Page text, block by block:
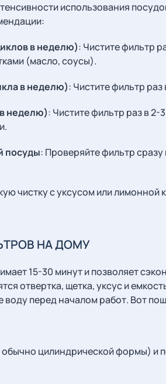
использования
в неделю): Чистите фильтр
(масло, соусы).
в неделю): Чистите фильтр раз
неделю): Чистите фильтр раз в
посуды: Проверяйте фильтр сразу
чистку с уксусом или лимонной
НА ДОМУ
15-30 минут и позволяет
отвертка, щетка, уксус и
воду перед началом работ. Вот
цилиндрической формы) и